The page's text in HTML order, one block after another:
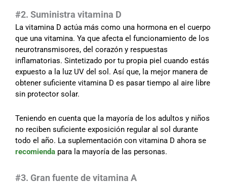
#2. Suministra vitamina D
La vitamina D actúa más como una hormona en el cuerpo
que una vitamina. Ya que afecta el funcionamiento de los
neurotransmisores, del corazón y respuestas
inflamatorias. Sintetizado por tu propia piel cuando estás
expuesto a la luz UV del sol. Así que, la mejor manera de
obtener suficiente vitamina D es pasar tiempo al aire libre
sin protector solar.
Teniendo en cuenta que la mayoría de los adultos y niños
no reciben suficiente exposición regular al sol durante
todo el año. La suplementación con vitamina D ahora se
recomienda para la mayoría de las personas.
#3. Gran fuente de vitamina A